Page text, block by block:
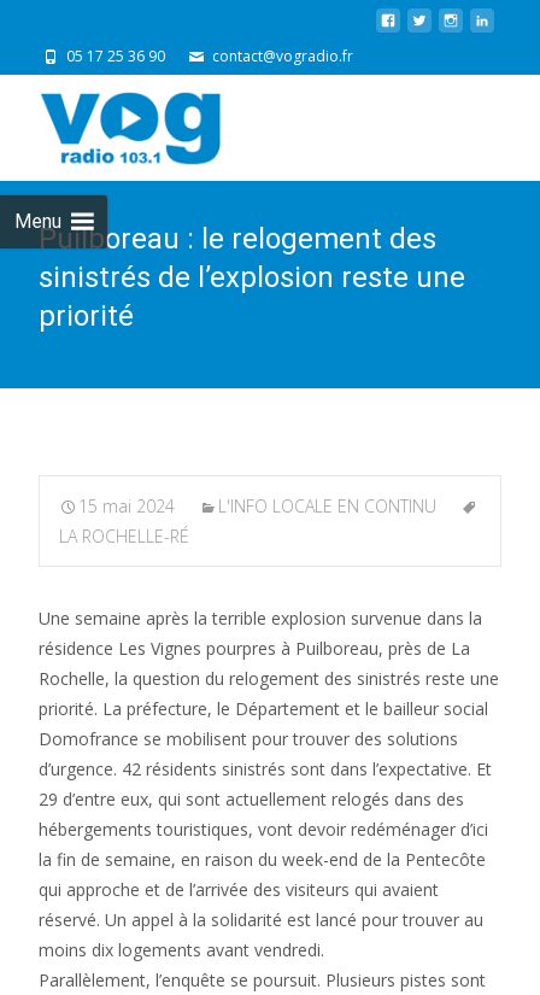
05 17 25 36 90 contact@vogradio.fr
Menu
Puilboreau : le relogement des
sinistrés de l’explosion reste une
priorité
15 mai 2024
L'INFO LOCALE EN CONTINU
LA ROCHELLE-RÉ
Une semaine après la terrible explosion survenue dans la
résidence Les Vignes pourpres à Puilboreau, près de La
Rochelle, la question du relogement des sinistrés reste une
priorité. La préfecture, le Département et le bailleur social
Domofrance se mobilisent pour trouver des solutions
d’urgence. 42 résidents sinistrés sont dans l’expectative. Et
29 d’entre eux, qui sont actuellement relogés dans des
hébergements touristiques, vont devoir redéménager d’ici
la fin de semaine, en raison du week-end de la Pentecôte
qui approche et de l’arrivée des visiteurs qui avaient
réservé. Un appel à la solidarité est lancé pour trouver au
moins dix logements avant vendredi.
Parallèlement, l’enquête se poursuit. Plusieurs pistes sont